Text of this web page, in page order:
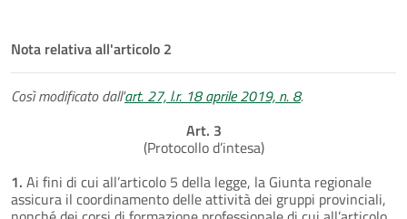
Nota relativa all'articolo 2
Così modificato dall'art. 27, l.r. 18 aprile 2019, n. 8.
Art. 3
(Protocollo d’intesa)
1. Ai fini di cui all’articolo 5 della legge, la Giunta regionale
assicura il coordinamento delle attività dei gruppi provinciali,